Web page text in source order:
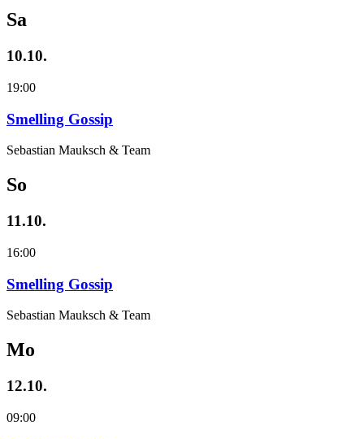
Sa
10.10.
19:00
Smelling Gossip
Sebastian Mauksch & Team
So
11.10.
16:00
Smelling Gossip
Sebastian Mauksch & Team
Mo
12.10.
09:00